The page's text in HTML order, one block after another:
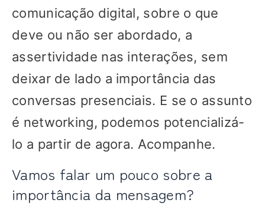
comunicação digital, sobre o que
deve ou não ser abordado, a
assertividade nas interações, sem
deixar de lado a importância das
conversas presenciais. E se o assunto
é networking, podemos potencializá-
lo a partir de agora. Acompanhe.
Vamos falar um pouco sobre a
importância da mensagem?